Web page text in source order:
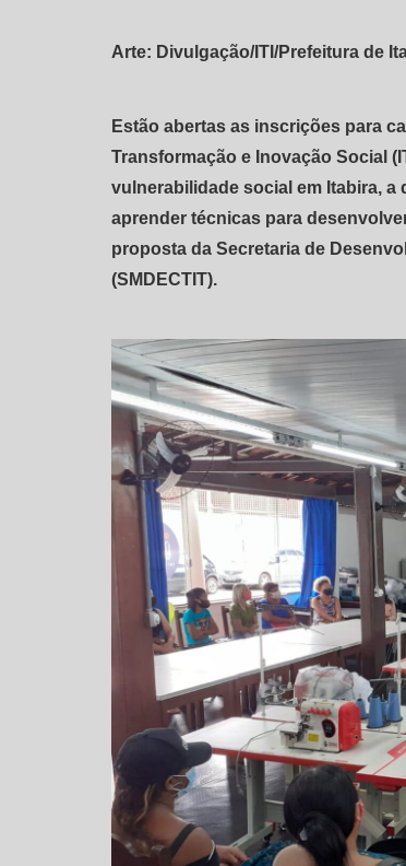
Arte: Divulgação/ITI/Prefeitura de
Estão abertas as inscrições para
Transformação e Inovação Social
vulnerabilidade social em Itabira,
aprender técnicas para
proposta da Secretaria de
(SMDECTIT).